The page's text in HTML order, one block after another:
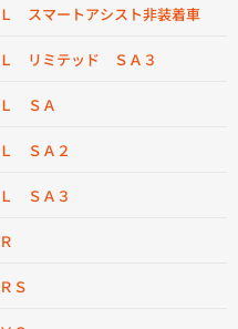
Ｌ スマートアシスト非装着車
Ｌ リミテッド ＳＡ３
Ｌ ＳＡ
Ｌ ＳＡ２
Ｌ ＳＡ３
Ｒ
ＲＳ